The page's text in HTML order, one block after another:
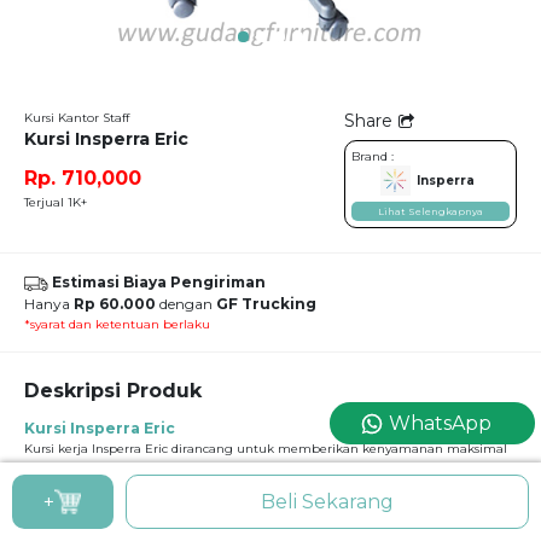
Kursi Kantor Staff
Kursi Insperra Eric
Rp. 710,000
Terjual 1K+
Share
Brand :
Insperra
Lihat Selengkapnya
Estimasi Biaya Pengiriman
Hanya Rp 60.000 dengan GF Trucking
*syarat dan ketentuan berlaku
Deskripsi Produk
Kursi Insperra Eric
Kursi kerja Insperra Eric dirancang untuk memberikan kenyamanan maksimal
saat bekerja dalam waktu lama. Sandaran berbahan jaring berkualitas
membantu sirkulasi udara tetap lancar, sementara armrest flipable dapat dilipat
ke atas agar kursi mudah disimpan di bawah meja, memberikan fleksibilitas
lebih, memungkinkan pengguna bergerak bebas atau menghemat ruang saat
+ Beli Sekarang
WhatsApp